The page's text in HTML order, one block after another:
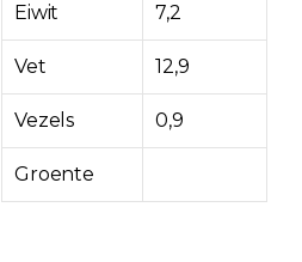
Eiwit 7,2
Vet 12,9
Vezels 0,9
Groente